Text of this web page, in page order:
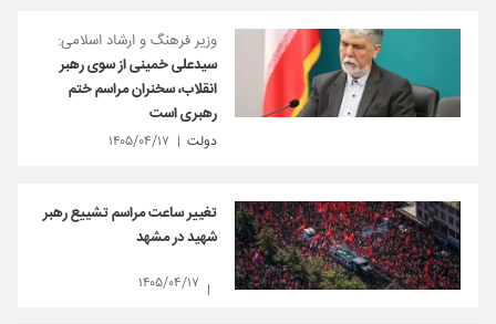
وزیر فرهنگ و ارشاد اسلامی:
سیدعلی خمینی از سوی رهبر
انقلاب، سخنران مراسم ختم
رهبری است
دولت ۱۴۰۵/۰۴/۱۷
تغییر ساعت مراسم تشییع رهبر
شهید در مشهد
۱۴۰۵/۰۴/۱۷